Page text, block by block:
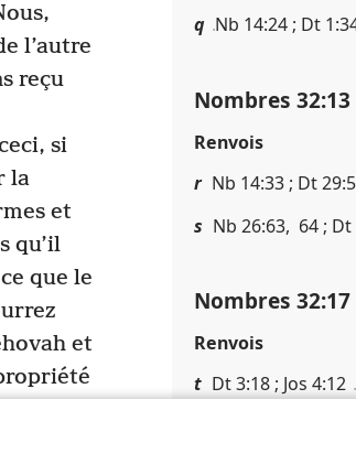
l’autre
reçu
si
la
et
qu’il
que le
et
q Nb 14​:​24 ; Dt
Nombres 32​:​13
Renvois
r Nb 14​:​33 ; Dt
s Nb 26​:​63, 64 ; Dt
Nombres 32​:​17
Renvois
t Dt 3​:​18 ; Jos 4​:​12